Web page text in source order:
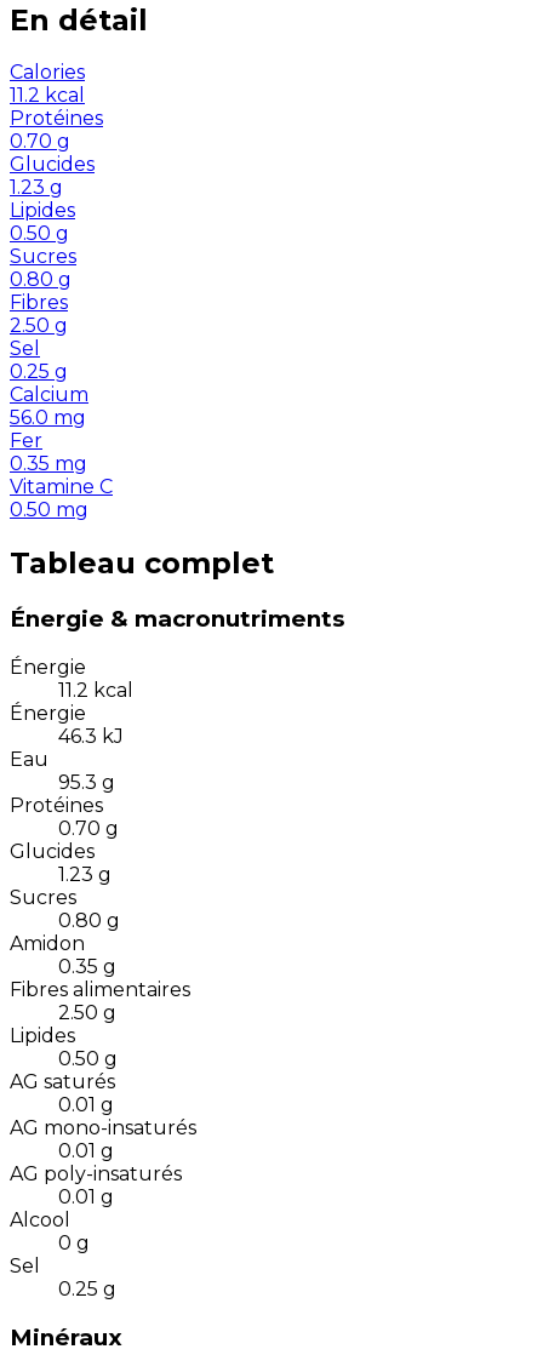
En détail
Calories
11.2 kcal
Protéines
0.70 g
Glucides
1.23 g
Lipides
0.50 g
Sucres
0.80 g
Fibres
2.50 g
Sel
0.25 g
Calcium
56.0 mg
Fer
0.35 mg
Vitamine C
0.50 mg
Tableau complet
Énergie & macronutriments
Énergie
11.2 kcal
Énergie
46.3 kJ
Eau
95.3 g
Protéines
0.70 g
Glucides
1.23 g
Sucres
0.80 g
Amidon
0.35 g
Fibres alimentaires
2.50 g
Lipides
0.50 g
AG saturés
0.01 g
AG mono-insaturés
0.01 g
AG poly-insaturés
0.01 g
Alcool
0 g
Sel
0.25 g
Minéraux